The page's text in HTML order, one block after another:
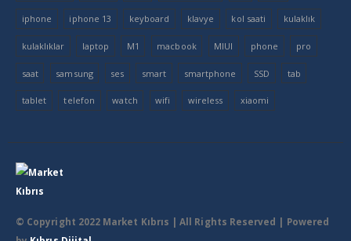
iphone iphone 13 keyboard klavye kol saati kulaklık
kulaklıklar laptop M1 macbook MIUI phone pro
saat samsung ses smart smartphone SSD tab
tablet telefon watch wifi wireless xiaomi
© Copyright 2022 Market Kıbrıs | All Rights Reserved | Powered